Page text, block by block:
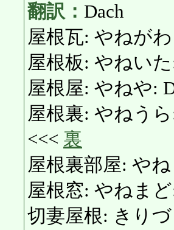
翻訳： Dach
屋根瓦: やねが
屋根板: やねい
屋根屋: やねや:
屋根裏: やねうら
<<< 裏
屋根裏部屋: や
屋根窓: やねまど
切妻屋根: きりづ